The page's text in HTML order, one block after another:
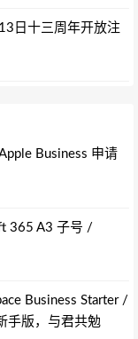
日十三周年开放注
Business 申请
365 A3 子号 /
Business Starter /
手版，与君共勉